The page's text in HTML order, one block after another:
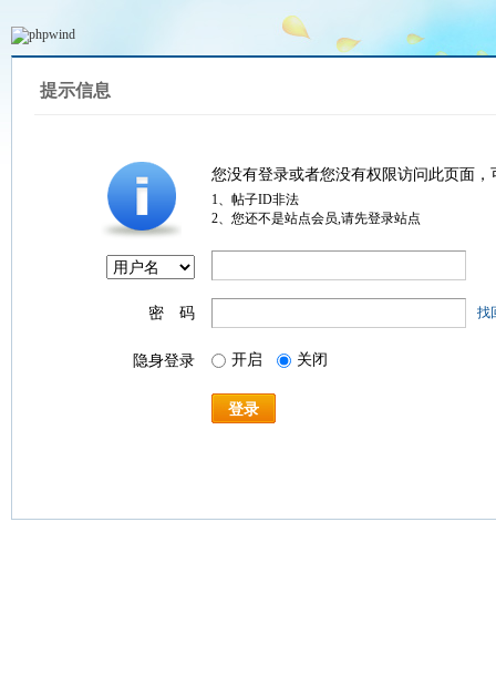
提示信息
您没有登录或者您没有权限访问此页面
1、帖子ID非法
2、您还不是站点会员,请先登录站点
密 码 找
隐身登录 开启 关闭
登录